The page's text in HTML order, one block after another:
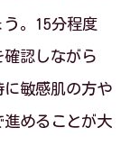
。15分程度
認しながら
敏感肌の方や
めることが大